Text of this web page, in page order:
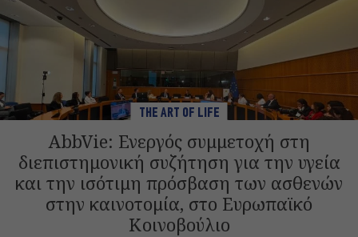
THE ART OF LIFE
AbbVie: Ενεργός συμμετοχή στη
διεπιστημονική συζήτηση για την υγεία
και την ισότιμη πρόσβαση των ασθενών
στην καινοτομία, στο Ευρωπαϊκό
Κοινοβούλιο